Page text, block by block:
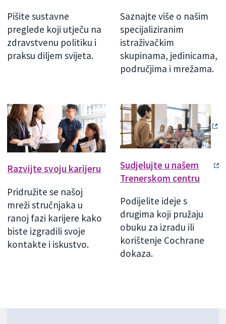
Pišite sustavne
preglede koji utječu na
zdravstvenu politiku i
praksu diljem svijeta.
Saznajte više o našim
specijaliziranim
istraživačkim
skupinama, jedinicama,
područjima i mrežama.
Razvijte svoju karijeru
Pridružite se našoj
mreži stručnjaka u
ranoj fazi karijere kako
biste izgradili svoje
kontakte i iskustvo.
Sudjelujte u našem
Trenerskom centru
Podijelite ideje s
drugima koji pružaju
obuku za izradu ili
korištenje Cochrane
dokaza.